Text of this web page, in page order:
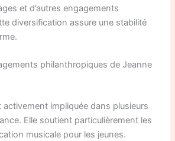
et d’autres engagements
diversification assure une stabilité
philanthropiques de Jeanne
activement impliquée dans plusieurs
Elle soutient particulièrement les
musicale pour les jeunes.